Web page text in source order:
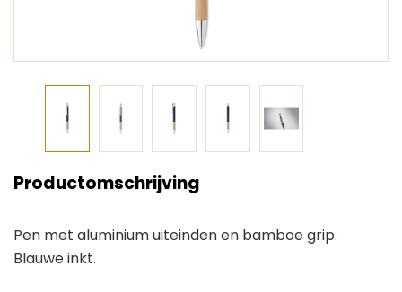
Productomschrijving
Pen met aluminium uiteinden en bamboe grip.
Blauwe inkt.